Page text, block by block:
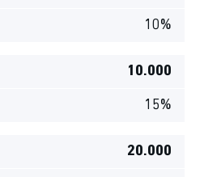
10%
10.000
15%
20.000